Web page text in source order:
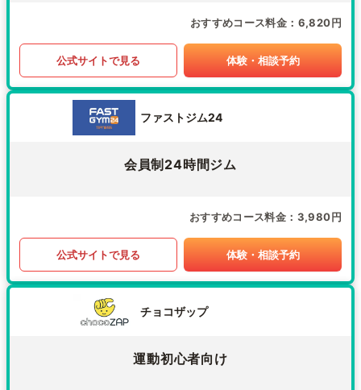
おすすめコース料金 6,820円
公式サイトで見る 体験・相談予約
ファストジム24
会員制24時間ジム
おすすめコース料金 3,980円
公式サイトで見る 体験・相談予約
チョコザップ
運動初心者向け